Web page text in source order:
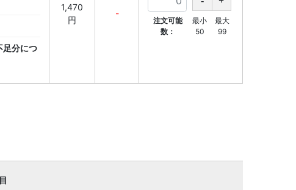
足分につ
1,470
円
-
注文可能
数：
最小
50
最大
99